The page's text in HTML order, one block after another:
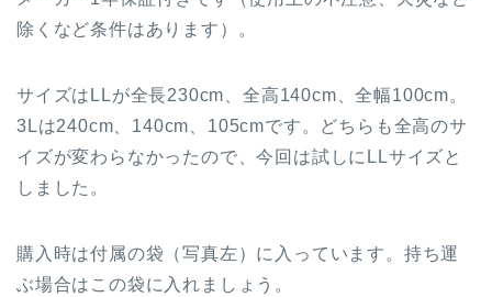
除くなど条件はあります）。
サイズはLLが全長230cm、全高140cm、全幅100cm。
3Lは240cm、140cm、105cmです。どちらも全高のサ
イズが変わらなかったので、今回は試しにLLサイズと
しました。
購入時は付属の袋（写真左）に入っています。持ち運
ぶ場合はこの袋に入れましょう。